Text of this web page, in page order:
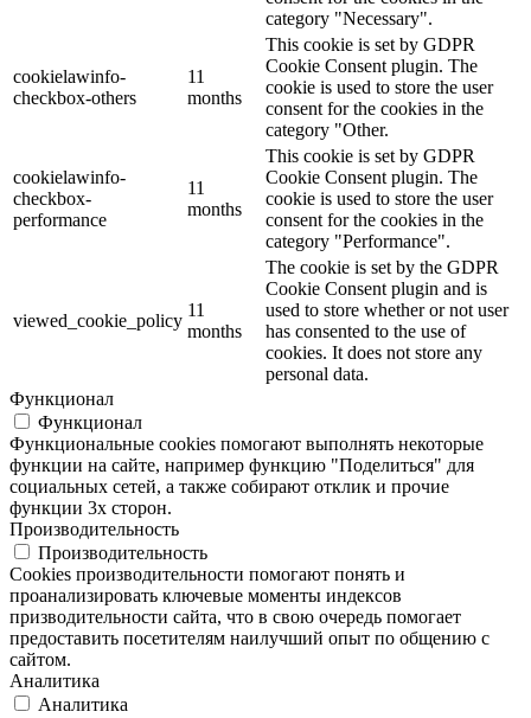
category "Necessary".
cookielawinfo-
checkbox-others
11
months
This cookie is set by GDPR
Cookie Consent plugin. The
cookie is used to store the user
consent for the cookies in the
category "Other.
cookielawinfo-
checkbox-
performance
11
months
This cookie is set by GDPR
Cookie Consent plugin. The
cookie is used to store the user
consent for the cookies in the
category "Performance".
viewed_cookie_policy
11
months
The cookie is set by the GDPR
Cookie Consent plugin and is
used to store whether or not user
has consented to the use of
cookies. It does not store any
personal data.
Функционал
Функционал
Функциональные cookies помогают выполнять некоторые
функции на сайте, например функцию "Поделиться" для
социальных сетей, а также собирают отклик и прочие
функции 3х сторон.
Производительность
Производительность
Cookies производительности помогают понять и
проанализировать ключевые моменты индексов
призводительности сайта, что в свою очередь помогает
предоставить посетителям наилучший опыт по общению с
сайтом.
Аналитика
Аналитика